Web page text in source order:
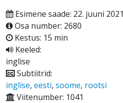
Esimene saade: 22. juuni 2021
Osa number: 2680
Kestus: 15 min
Keeled:
inglise
Subtiitrid:
inglise, eesti, soome, rootsi
Viitenumber: 1041